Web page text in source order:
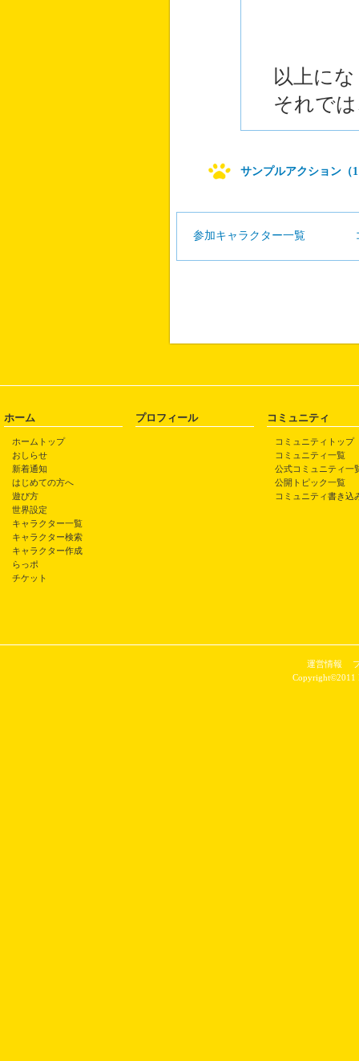
以上にな
それでは
サンプルアクション（
参加キャラクター一覧
ホーム
ホームトップ
おしらせ
新着通知
はじめての方へ
遊び方
世界設定
キャラクター一覧
キャラクター検索
キャラクター作成
らっポ
チケット
プロフィール コミュニティ
コミュニティトップ
コミュニティ一覧
公式コミュニティ一
公開トピック一覧
コミュニティ書き込
運営情報
Copyright©2011